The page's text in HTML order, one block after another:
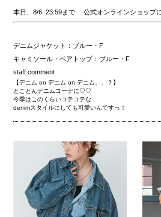
本日、8/6. 23:59まで 公式オンラインショップ
デニムジャケット：ブルー・F
キャミソール・ベアトップ：ブルー・F
staff comment
【デニム on デニム on デニム、、？】
とことんデニムコーデに♡♡
今季はこのくらいコテコテな
denimスタイルにしても可愛いんですっ！